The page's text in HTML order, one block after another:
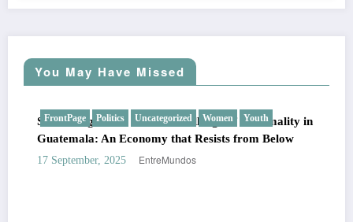
You May Have Missed
FrontPage Politics Uncategorized Women Youth
SMEs, Migration, and the Challenge of Informality in
Guatemala: An Economy that Resists from Below
17 September, 2025 EntreMundos